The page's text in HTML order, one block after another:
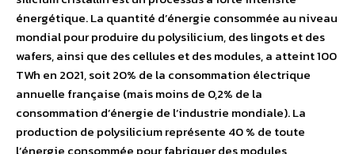
énergétique. La quantité d’énergie consommée au niveau
mondial pour produire du polysilicium, des lingots et des
wafers, ainsi que des cellules et des modules, a atteint 100
TWh en 2021, soit 20% de la consommation électrique
annuelle française (mais moins de 0,2% de la
consommation d’énergie de l’industrie mondiale). La
production de polysilicium représente 40 % de toute
l’énergie consommée pour fabriquer des modules